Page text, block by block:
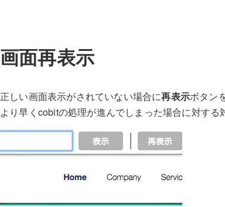
画面再表示
正しい画面表示がされていない場合に再表示ボタン
より早くcobitの処理が進んでしまった場合に対する